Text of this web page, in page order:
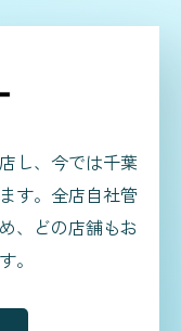
し、今では千葉
す。全店自社管
、どの店舗もお
。